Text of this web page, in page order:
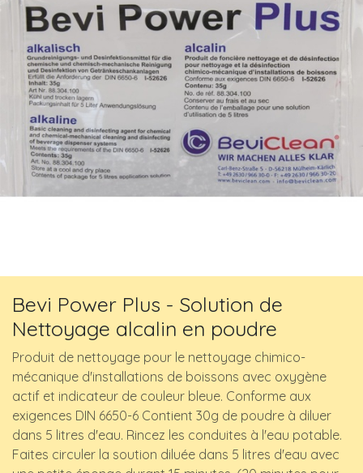
Bevi Power Plus - Solution de
Nettoyage alcalin en poudre
Produit de nettoyage pour le nettoyage chimico-
mécanique d'installations de boissons avec oxygène
actif et indicateur de couleur bleue. Conforme aux
exigences DIN 6650-6 Contient 30g de poudre à diluer
dans 5 litres d'eau. Rincez les conduites à l'eau potable.
Faites circuler la soution diluée dans 5 litres d'eau avec